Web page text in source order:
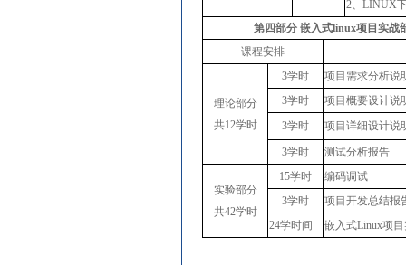
2、LINUX
第四部分 嵌入式linux项目实战
课程安排
理论部分
共12学时
3学时
项目需求分析说
3学时
项目概要设计说
3学时
项目详细设计说
3学时 测试分析报告
实验部分
共42学时
15学时
编码调试
3学时
项目开发总结报
24学时间
嵌入式Linux项